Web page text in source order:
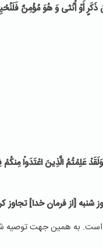
أَوْ أُنْثى‏ وَ هُوَ مُؤْمِنٌ
عَلِمْتُمُ الَّذِينَ اعْتَدَواْ
شنبه [از فرمان خدا]
است. به همین جهت توصیه